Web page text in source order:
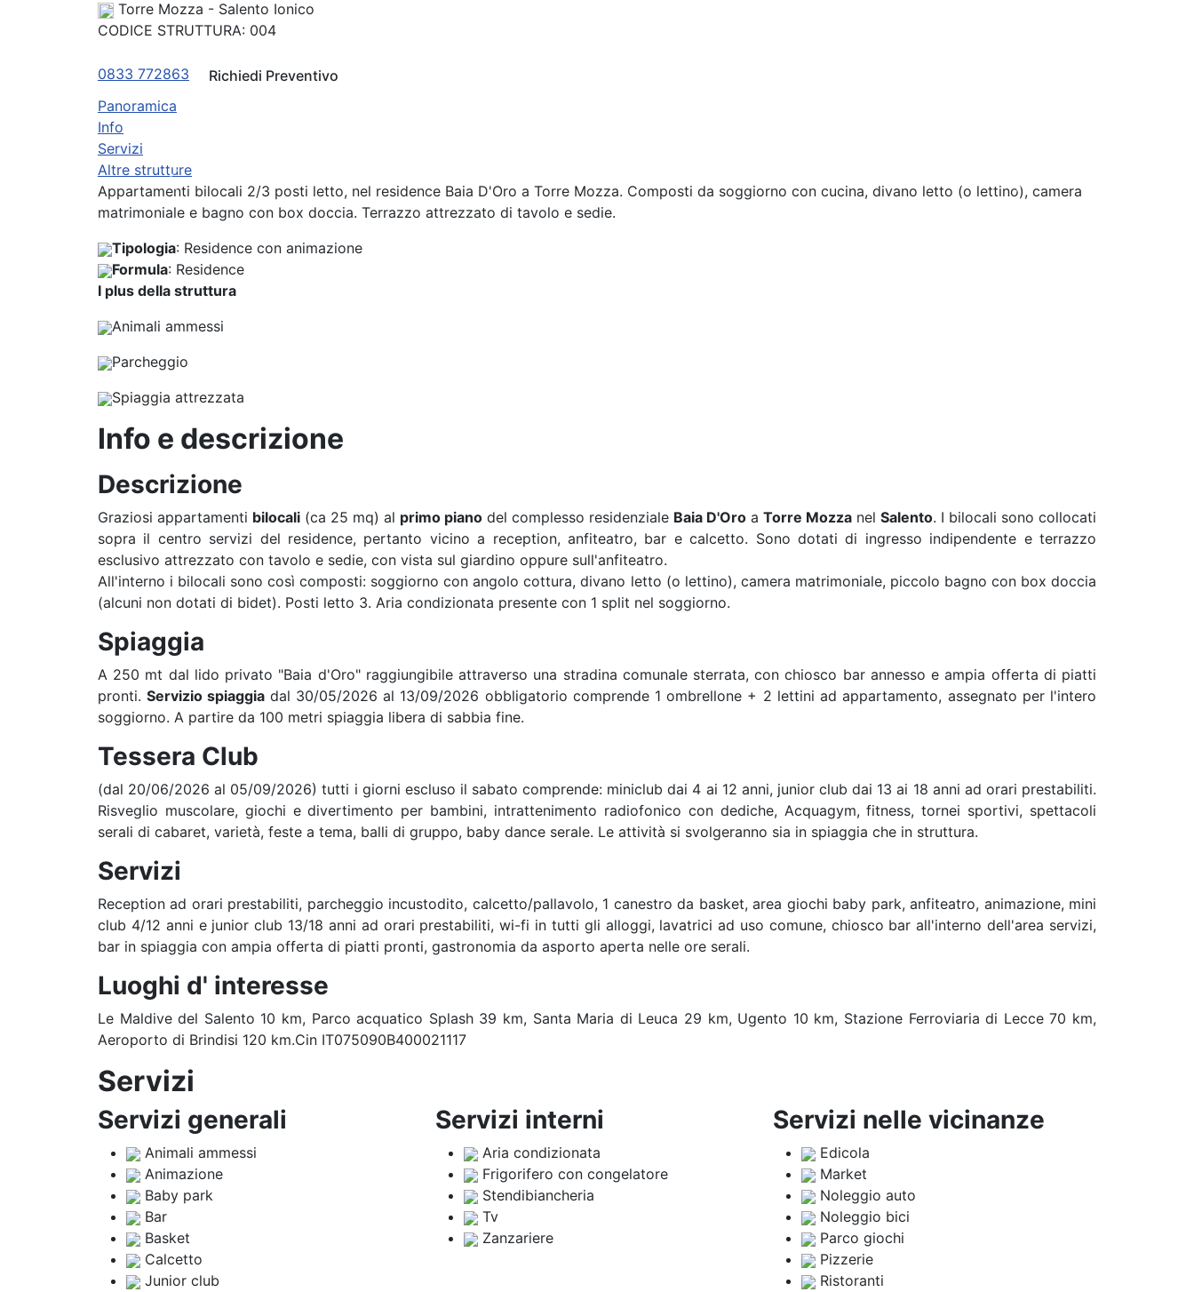
Torre Mozza - Salento Ionico
CODICE STRUTTURA: 004
0833 772863
Richiedi Preventivo
Panoramica
Info
Servizi
Altre strutture
Previous
Next
Appartamenti bilocali 2/3 posti letto, nel residence Baia D'Oro a Torre Mozza. Composti da soggiorno con cucina, divano letto (o lettino), camera
matrimoniale e bagno con box doccia. Terrazzo attrezzato di tavolo e sedie.
Tipologia: Residence con animazione
Formula: Residence
I plus della struttura
Animali ammessi
Parcheggio
Spiaggia attrezzata
Info e descrizione
Descrizione
Graziosi appartamenti bilocali (ca 25 mq) al primo piano del complesso residenziale Baia D'Oro a Torre Mozza nel Salento. I bilocali sono collocati
sopra il centro servizi del residence, pertanto vicino a reception, anfiteatro, bar e calcetto. Sono dotati di ingresso indipendente e terrazzo
esclusivo attrezzato con tavolo e sedie, con vista sul giardino oppure sull'anfiteatro.
All'interno i bilocali sono così composti: soggiorno con angolo cottura, divano letto (o lettino), camera matrimoniale, piccolo bagno con box doccia
(alcuni non dotati di bidet). Posti letto 3. Aria condizionata presente con 1 split nel soggiorno.
Spiaggia
A 250 mt dal lido privato "Baia d'Oro" raggiungibile attraverso una stradina comunale sterrata, con chiosco bar annesso e ampia offerta di piatti
pronti.Servizio spiaggia dal 30/05/2026 al 13/09/2026 obbligatorio comprende 1 ombrellone + 2 lettini ad appartamento, assegnato per l'intero
soggiorno. A partire da 100 metri spiaggia libera di sabbia fine.
Tessera Club
(dal 20/06/2026 al 05/09/2026) tutti i giorni escluso il sabato comprende: miniclub dai 4 ai 12 anni, junior club dai 13 ai 18 anni ad orari prestabiliti.
Risveglio muscolare, giochi e divertimento per bambini, intrattenimento radiofonico con dediche, Acquagym, fitness, tornei sportivi, spettacoli
serali di cabaret, varietà, feste a tema, balli di gruppo, baby dance serale. Le attività si svolgeranno sia in spiaggia che in struttura.
Servizi
Reception ad orari prestabiliti, parcheggio incustodito, calcetto/pallavolo, 1 canestro da basket, area giochi baby park, anfiteatro, animazione, mini
club 4/12 anni e junior club 13/18 anni ad orari prestabiliti, wi-fi in tutti gli alloggi, lavatrici ad uso comune, chiosco bar all'interno dell'area servizi,
bar in spiaggia con ampia offerta di piatti pronti, gastronomia da asporto aperta nelle ore serali.
Luoghi d' interesse
Le Maldive del Salento 10 km, Parco acquatico Splash 39 km, Santa Maria di Leuca 29 km, Ugento 10 km, Stazione Ferroviaria di Lecce 70 km,
Aeroporto di Brindisi 120 km.Cin IT075090B400021117
Servizi
Servizi generali
Animali ammessi
Animazione
Baby park
Bar
Basket
Calcetto
Junior club
Servizi interni
Aria condizionata
Frigorifero con congelatore
Stendibiancheria
Tv
Zanzariere
Servizi nelle vicinanze
Edicola
Market
Noleggio auto
Noleggio bici
Parco giochi
Pizzerie
Ristoranti